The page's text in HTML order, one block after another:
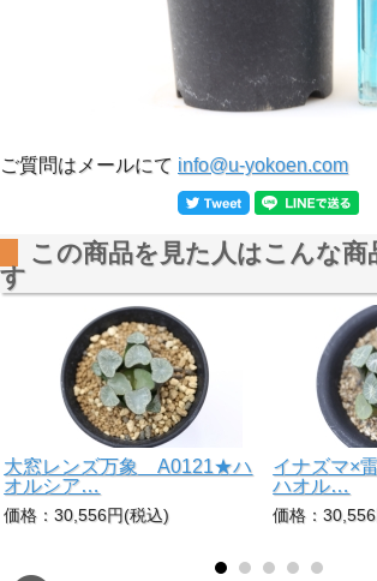
ご質問はメールにて info@u-yokoen.com
この商品を見た人はこんな商
す
大窓レンズ万象 A0121★ハ
オルシア…
価格：30,556円(税込)
イナズマ×
ハオル…
価格：